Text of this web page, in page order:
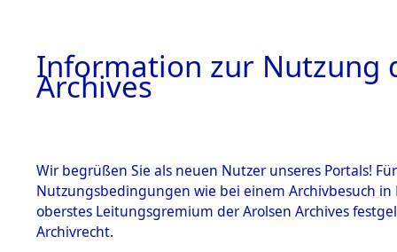
Information zur Nutzung
Archives
Wir begrüßen Sie als neuen Nutzer unseres Portals!
Nutzungsbedingungen wie bei einem Archivbesuch
oberstes Leitungsgremium der Arolsen Archives
Archivrecht.